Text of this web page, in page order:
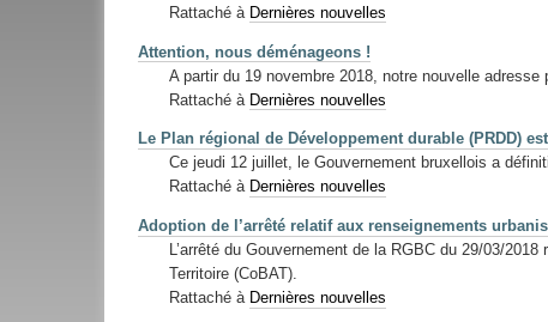
Rattaché à Dernières nouvelles
Attention, nous déménageons !
A partir du 19 novembre 2018, notre nouvelle
Rattaché à Dernières nouvelles
Le Plan régional de Développement durable (PRDD)
Ce jeudi 12 juillet, le Gouvernement bruxellois a
Rattaché à Dernières nouvelles
Adoption de l’arrêté relatif aux renseignements
L’arrêté du Gouvernement de la RGBC du 29/03/
Territoire (CoBAT).
Rattaché à Dernières nouvelles